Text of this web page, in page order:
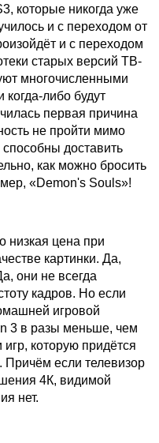
которые никогда уже
и с переходом от
и с переходом
старых версий ТВ-
многочисленными
либо будут
первая причина
не пройти мимо
доставить
как можно бросить
«Demon's Souls»!
низкая цена при
картинки. Да,
они не всегда
кадров. Но если
игровой
3 в разы меньше, чем
которую придётся
Причём если телевизор
4К, видимой
нет.